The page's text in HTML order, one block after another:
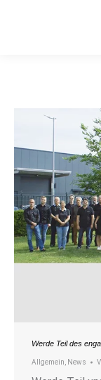
Werde Teil des
Allgemein, News